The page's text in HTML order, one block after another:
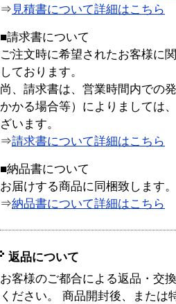
⇒ 見積書について詳細はこちら
■請求書について
ご注文時に希望されたお客様に
しております。
尚、請求書は、営業時間内での
かかる場合等）によりましては
ざいます。
⇒請求書について詳細はこちら
■納品書について
お届けする商品に同梱致します。
⇒納品書について詳細はこちら
返品について
お客様のご都合による返品・交
ください。 商品開封後、または